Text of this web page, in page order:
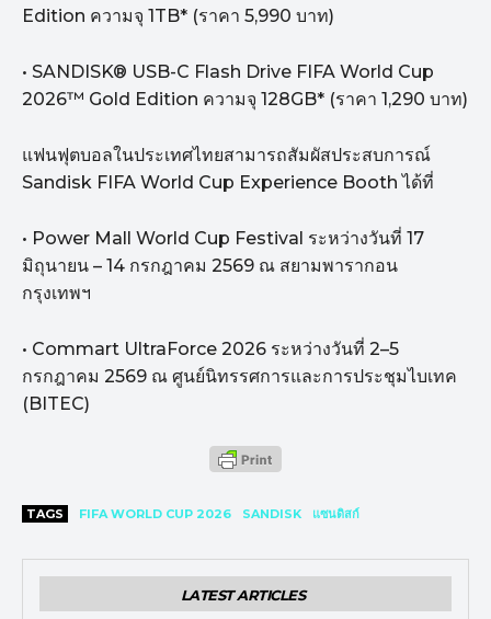
Edition ความจุ 1TB* (ราคา 5,990 บาท)
• SANDISK® USB-C Flash Drive FIFA World Cup
2026™ Gold Edition ความจุ 128GB* (ราคา 1,290 บาท)
แฟนฟุตบอลในประเทศไทยสามารถสัมผัสประสบการณ์
Sandisk FIFA World Cup Experience Booth ได้ที่
• Power Mall World Cup Festival ระหว่างวันที่ 17
มิถุนายน – 14 กรกฎาคม 2569 ณ สยามพารากอน
กรุงเทพฯ
• Commart UltraForce 2026 ระหว่างวันที่ 2–5
กรกฎาคม 2569 ณ ศูนย์นิทรรศการและการประชุมไบเทค
(BITEC)
TAGS FIFA WORLD CUP 2026 SANDISK แซนดิสก์
LATEST ARTICLES